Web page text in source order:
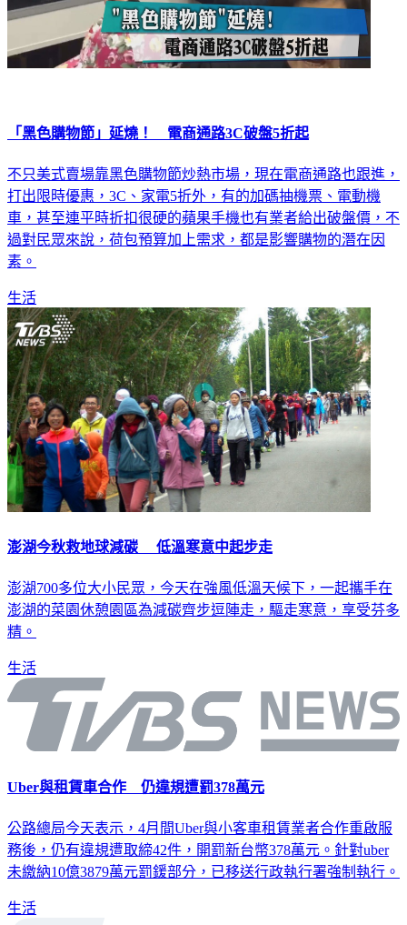
「黑色購物節」延燒！ 電商通路3C破盤5折起
不只美式賣場靠黑色購物節炒熱市場，現在電商通路也跟進，
打出限時優惠，3C、家電5折外，有的加碼抽機票、電動機
車，甚至連平時折扣很硬的蘋果手機也有業者給出破盤價，不
過對民眾來說，荷包預算加上需求，都是影響購物的潛在因
素。
生活
澎湖今秋救地球減碳 低溫寒意中起步走
澎湖700多位大小民眾，今天在強風低溫天候下，一起攜手在
澎湖的菜園休憩園區為減碳齊步逗陣走，驅走寒意，享受芬多
精。
生活
Uber與租賃車合作 仍違規遭罰378萬元
公路總局今天表示，4月間Uber與小客車租賃業者合作重啟服
務後，仍有違規遭取締42件，開罰新台幣378萬元。針對uber
未繳納10億3879萬元罰鍰部分，已移送行政執行署強制執行。
生活